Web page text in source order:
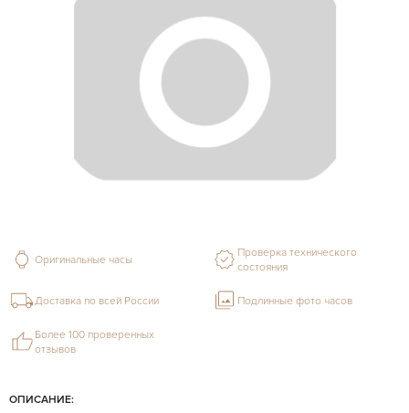
ОПИСАНИЕ:
Оригинальные часы
Проверка технического
состояния
Доставка по всей России Подлинные фото часов
Более 100 проверенных
отзывов